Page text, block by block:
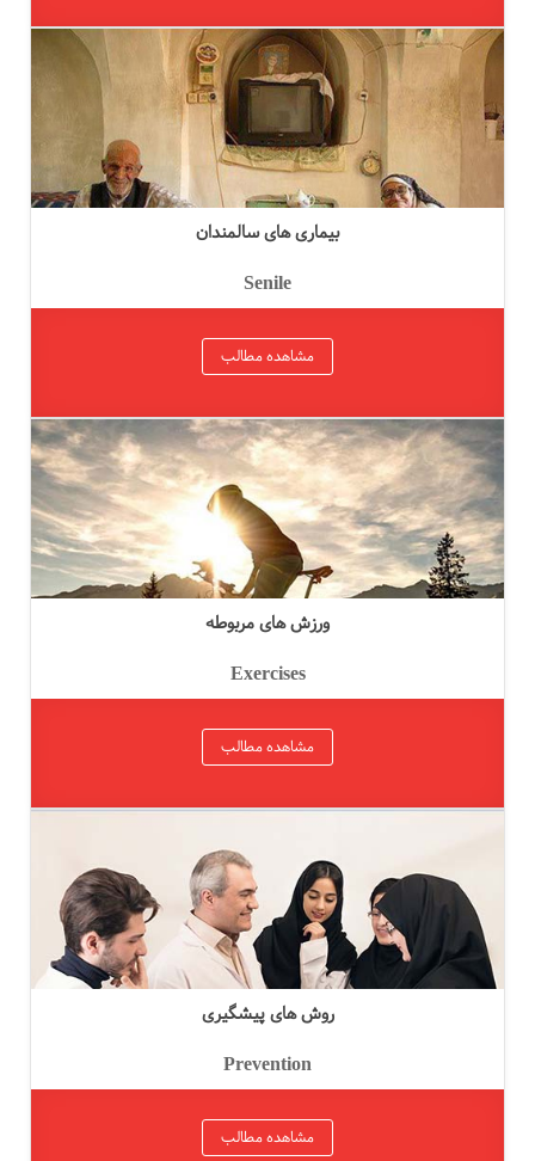
بیماری های سالمندان
Senile
مشاهده مطالب
ورزش های مربوطه
Exercises
مشاهده مطالب
روش های پیشگیری
Prevention
مشاهده مطالب